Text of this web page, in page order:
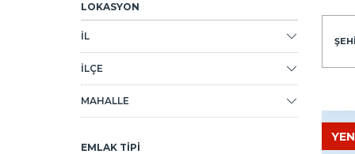
LOKASYON
İL
İLÇE
MAHALLE
EMLAK TİPİ
Pendik İstanbul'da Doğa Manzaralı Şık Yarı Müstakil Evler 2